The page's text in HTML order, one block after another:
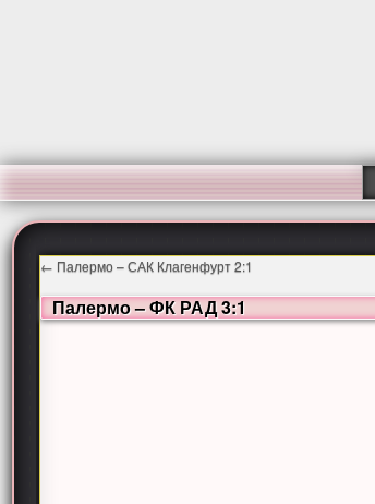
← Палермо – САК Клагенфурт 2:1
Палермо – ФК РАД 3:1